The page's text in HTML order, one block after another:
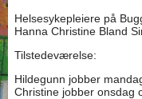
Helsesykepleiere på
Hanna Christine Bland
Tilstedeværelse:
Hildegunn jobber
Christine jobber onsdag